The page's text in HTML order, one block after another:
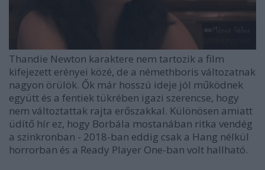
Thandie Newton karaktere nem tartozik a film
kifejezett erényei közé, de a némethboris változatnak
nagyon örülök. Ők már hosszú ideje jól működnek
együtt és a fentiek tükrében igazi szerencse, hogy
nem változtattak rajta erőszakkal. Különösen amiatt
üdítő hír ez, hogy Borbála mostanában ritka vendég
a szinkronban - 2018-ban eddig csak a Hang nélkül
horrorban és a Ready Player One-ban volt hallható.